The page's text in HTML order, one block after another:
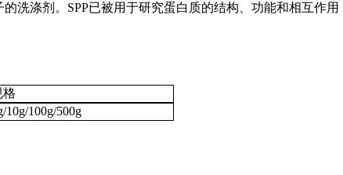
洗涤剂。SPP已被用于研究蛋白质的结构、功能和相互作用
格
10g/100g/500g